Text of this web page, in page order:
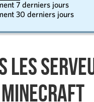
7 derniers jours
30 derniers jours
les
Minecraft